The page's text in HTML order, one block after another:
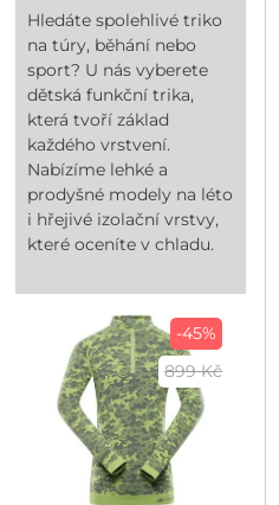
Hledáte spolehlivé triko
na túry, běhání nebo
sport? U nás vyberete
dětská funkční trika,
která tvoří základ
každého vrstvení.
Nabízíme lehké a
prodyšné modely na léto
i hřejivé izolační vrstvy,
které oceníte v chladu.
-45%
899 Kč